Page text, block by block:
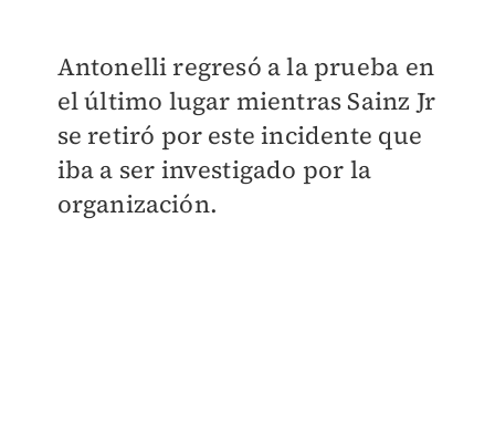
Antonelli regresó a la prueba en
el último lugar mientras Sainz Jr
se retiró por este incidente que
iba a ser investigado por la
organización.